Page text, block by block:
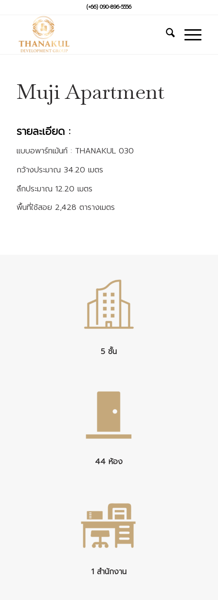
(+66) 090-896-5556
Muji Apartment
รายละเอียด :
แบบอพาร์ทเม้นท์ : THANAKUL 030
กว้างประมาณ 34.20 เมตร
ลึกประมาณ 12.20 เมตร
พื้นที่ใช้สอย 2,428 ตารางเมตร
5 ชั้น
44 ห้อง
1 สำนักงาน